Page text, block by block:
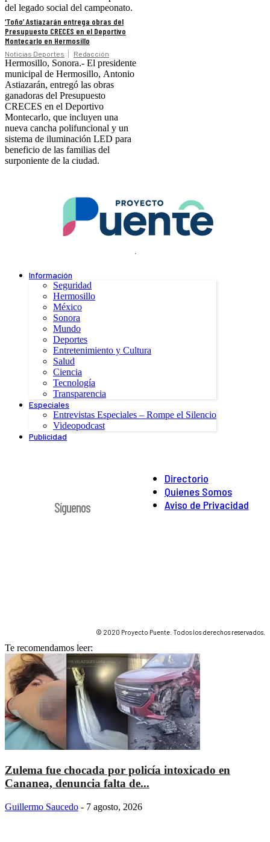
del legado social del campeonato.
‘Toño’ Astiazarán entrega obras del
Presupuesto CRECES en el Deportivo
Montecarlo en Hermosillo
Noticias Deportes Redacción
Hermosillo, Sonora.- El presidente
municipal de Hermosillo, Antonio
Astiazarán, entregó las obras
ganadoras del Presupuesto
CRECES en el Deportivo
Montecarlo, que incluyen una
nueva cancha polifuncional y un
sistema de iluminación LED para
beneficio de las familias del
surponiente de la ciudad.
.
Información
Seguridad
Hermosillo
México
Sonora
Mundo
Deportes
Entretenimiento y Cultura
Salud
Ciencia
Tecnología
Transparencia
Especiales
Entrevistas Especiales – Rompe el Silencio
Videopodcast
Publicidad
Directorio
Quienes Somos
Aviso de Privacidad
Síguenos
© 2020 Proyecto Puente. Todos los derechos reservados.
Te recomendamos leer:
Zulema fue chocada por policía intoxicado en
Cananea, denuncia falta de...
Guillermo Saucedo - 7 agosto, 2026